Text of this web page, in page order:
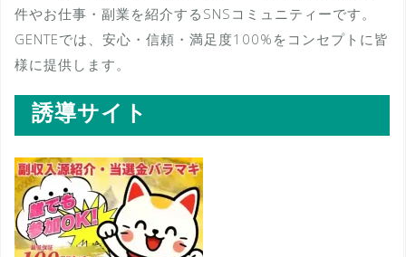
件やお仕事・副業を紹介するSNSコミュニティーです。
GENTEでは、安心・信頼・満足度100%をコンセプトに皆
様に提供します。
誘導サイト